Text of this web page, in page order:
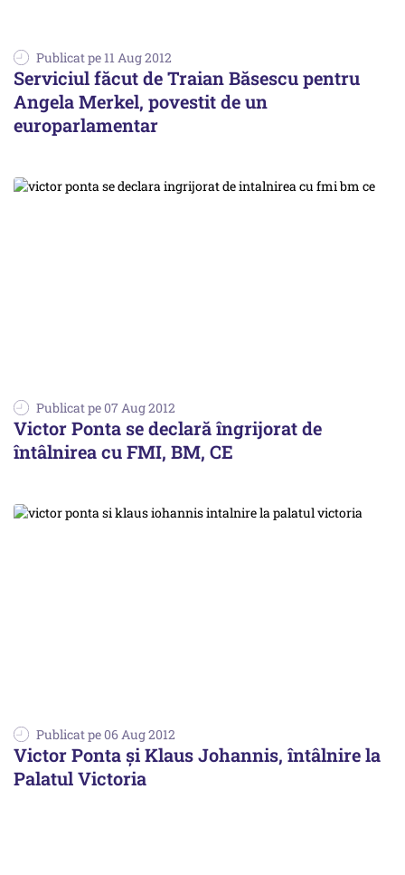
Publicat pe 11 Aug 2012
Serviciul făcut de Traian Băsescu pentru
Angela Merkel, povestit de un
europarlamentar
Publicat pe 07 Aug 2012
Victor Ponta se declară îngrijorat de
întâlnirea cu FMI, BM, CE
Publicat pe 06 Aug 2012
Victor Ponta și Klaus Johannis, întâlnire la
Palatul Victoria